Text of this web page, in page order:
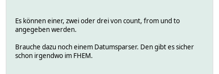
Es können einer, zwei oder drei von count, from und to
angegeben werden.
Brauche dazu noch einem Datumsparser. Den gibt es sicher
schon irgendwo im FHEM.